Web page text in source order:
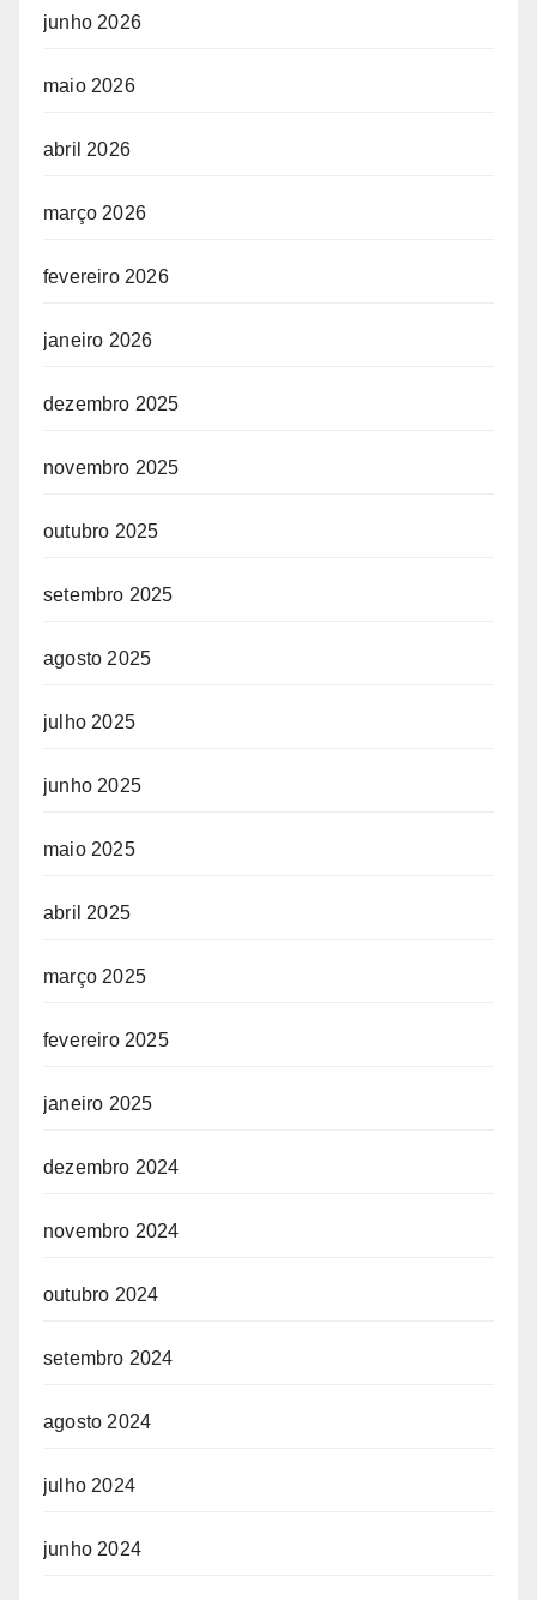
junho 2026
maio 2026
abril 2026
março 2026
fevereiro 2026
janeiro 2026
dezembro 2025
novembro 2025
outubro 2025
setembro 2025
agosto 2025
julho 2025
junho 2025
maio 2025
abril 2025
março 2025
fevereiro 2025
janeiro 2025
dezembro 2024
novembro 2024
outubro 2024
setembro 2024
agosto 2024
julho 2024
junho 2024